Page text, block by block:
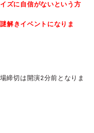
ズに自信がないという方
解きイベントになりま
締切は開演2分前となりま